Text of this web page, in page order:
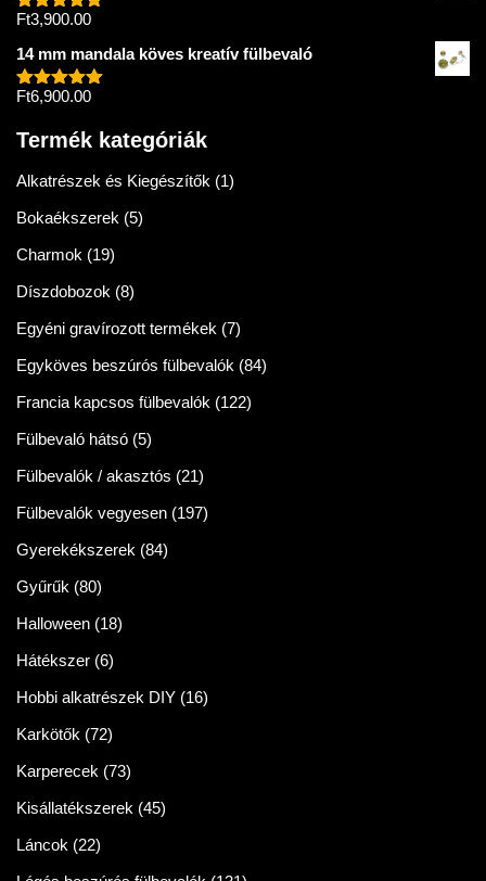
Értékelés:
Ft3,900.00
14 mm mandala köves kreatív fülbevaló
Értékelés:
Ft6,900.00
Termék kategóriák
Alkatrészek és Kiegészítők (1)
Bokaékszerek (5)
Charmok (19)
Díszdobozok (8)
Egyéni gravírozott termékek (7)
Egyköves beszúrós fülbevalók (84)
Francia kapcsos fülbevalók (122)
Fülbevaló hátsó (5)
Fülbevalók / akasztós (21)
Fülbevalók vegyesen (197)
Gyerekékszerek (84)
Gyűrűk (80)
Halloween (18)
Hátékszer (6)
Hobbi alkatrészek DIY (16)
Karkötők (72)
Karperecek (73)
Kisállatékszerek (45)
Láncok (22)